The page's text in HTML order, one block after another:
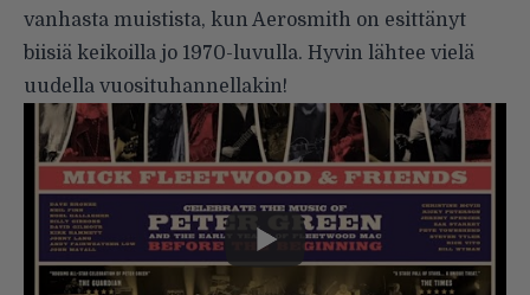
vanhasta muistista, kun Aerosmith on esittänyt
biisiä keikoilla jo 1970-luvulla. Hyvin lähtee vielä
uudella vuosituhannellakin!